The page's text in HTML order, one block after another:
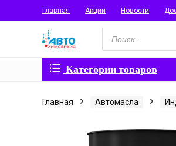
Главная Акции Новости
Поиск
товаров
Категории товаров
Главная Автомасла